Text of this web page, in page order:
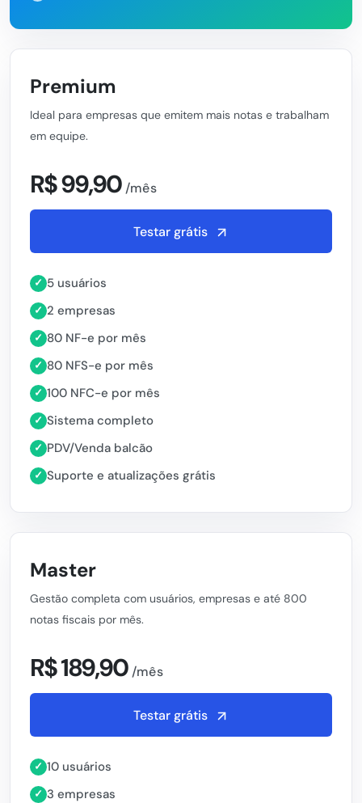
Premium
Ideal para empresas que emitem mais notas e trabalham
em equipe.
R$ 99,90 /mês
Testar grátis
✓ 5 usuários
✓ 2 empresas
✓ 80 NF-e por mês
✓ 80 NFS-e por mês
✓ 100 NFC-e por mês
✓ Sistema completo
✓ PDV/Venda balcão
✓ Suporte e atualizações grátis
Master
Gestão completa com usuários, empresas e até 800
notas fiscais por mês.
R$ 189,90 /mês
Testar grátis
✓ 10 usuários
✓ 3 empresas